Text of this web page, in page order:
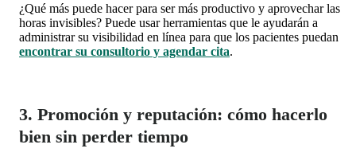
¿Qué más puede hacer para ser más productivo y aprovechar las
horas invisibles? Puede usar herramientas que le ayudarán a
administrar su visibilidad en línea para que los pacientes puedan
encontrar su consultorio y agendar cita.
3. Promoción y reputación: cómo hacerlo
bien sin perder tiempo